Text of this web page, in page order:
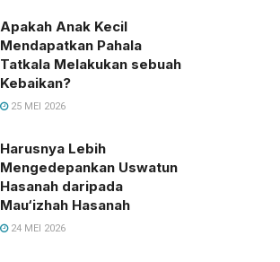
Apakah Anak Kecil
Mendapatkan Pahala
Tatkala Melakukan sebuah
Kebaikan?
25 MEI 2026
Harusnya Lebih
Mengedepankan Uswatun
Hasanah daripada
Mau‘izhah Hasanah
24 MEI 2026